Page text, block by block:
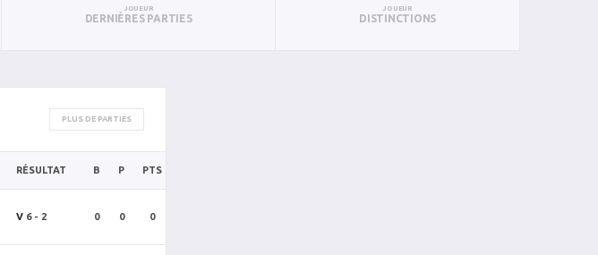
JOUEUR
DERNIÈRES PARTIES
JOUEUR
DISTINCTIONS
PLUS DE PARTIES
RÉSULTAT B P PTS
V 6 - 2 0 0 0